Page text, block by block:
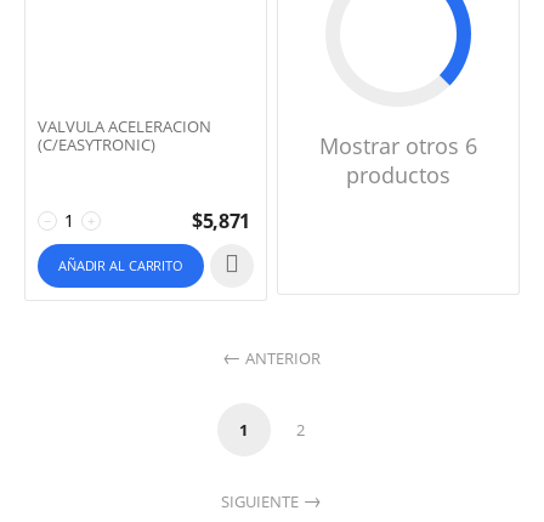
VALVULA ACELERACION
(C/EASYTRONIC)
+
− $5,871
AÑADIR AL CARRITO
Mostrar otros 6
productos
ANTERIOR
1 2
SIGUIENTE